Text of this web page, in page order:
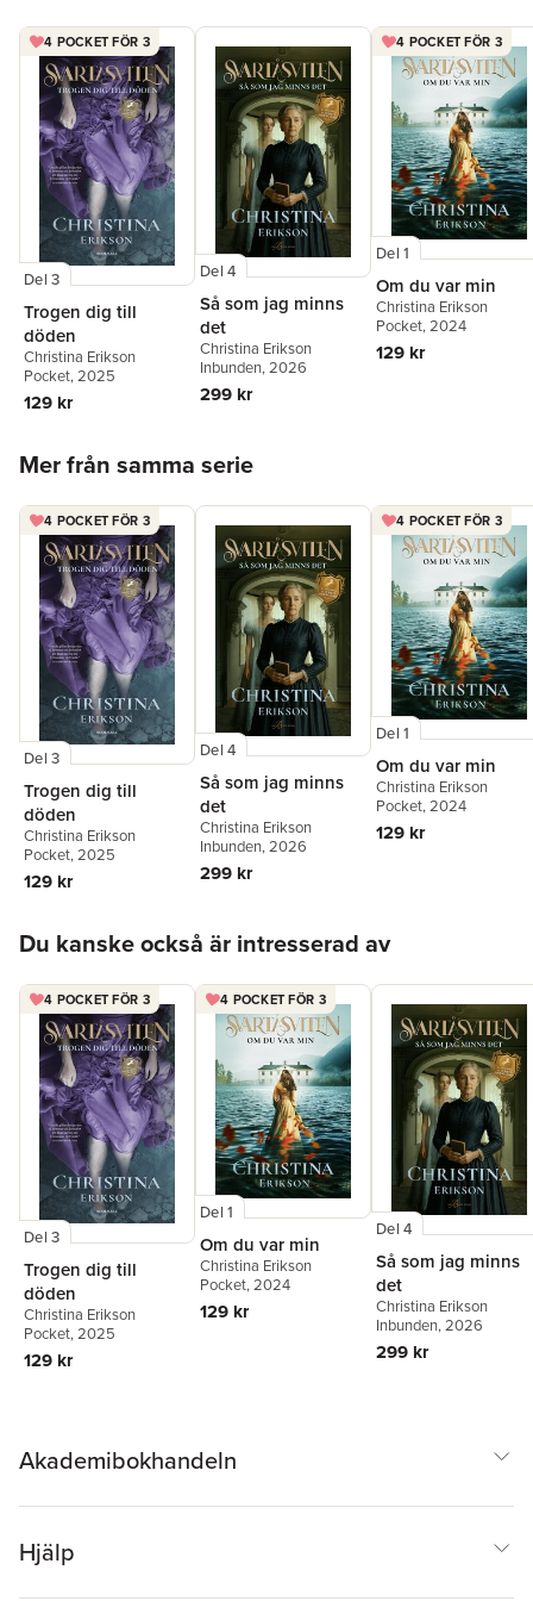
4 POCKET FÖR 3
Del 3
Trogen dig till
döden
Christina Erikson
Pocket, 2025
129 kr
Del 4
Så som jag minns
det
Christina Erikson
Inbunden, 2026
299 kr
4 POCKET FÖR 3
Del 1
Om du var min
Christina Erikson
Pocket, 2024
129 kr
Mer från samma serie
4 POCKET FÖR 3
Del 3
Trogen dig till
döden
Christina Erikson
Pocket, 2025
129 kr
Del 4
Så som jag minns
det
Christina Erikson
Inbunden, 2026
299 kr
4 POCKET FÖR 3
Del 1
Om du var min
Christina Erikson
Pocket, 2024
129 kr
Du kanske också är intresserad av
4 POCKET FÖR 3
Del 3
Trogen dig till
döden
Christina Erikson
Pocket, 2025
129 kr
4 POCKET FÖR 3
Del 1
Om du var min
Christina Erikson
Pocket, 2024
129 kr
Del 4
Så som jag minns
det
Christina Erikson
Inbunden, 2026
299 kr
Akademibokhandeln
Hjälp